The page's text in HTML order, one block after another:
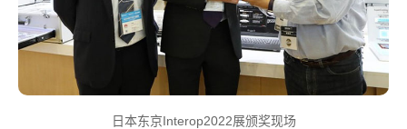
日本东京Interop2022展颁奖现场